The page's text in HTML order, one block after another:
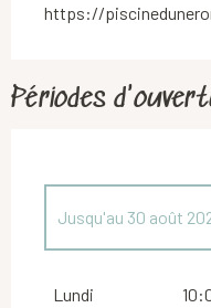
https://
Périodes
Jusqu'au 30 août
Lundi